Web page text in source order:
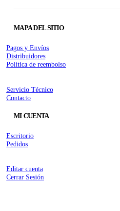
MAPA DEL SITIO
Pagos y Envíos
Distribuidores
Política de reembolso
Servicio Técnico
Contacto
MI CUENTA
Escritorio
Pedidos
Editar cuenta
Cerrar Sesión